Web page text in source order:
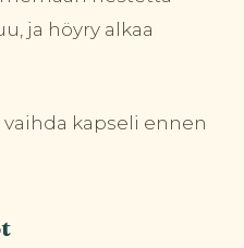
ja höyry alkaa
vaihda kapseli ennen